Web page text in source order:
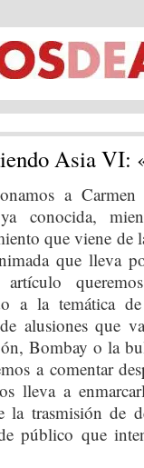
Asia VI:
a
conocida,
que viene de
que lleva
artículo
a la temática
alusiones que
Bombay o la
a comentar
lleva a
la trasmisión de
público que